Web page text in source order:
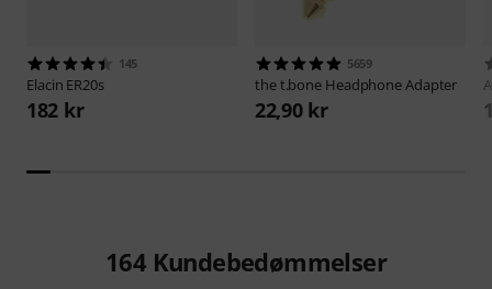
145
Elacin ER20s
182 kr
5659
the t.bone Headphone Adapter
22,90 kr
164 Kundebedømmelser